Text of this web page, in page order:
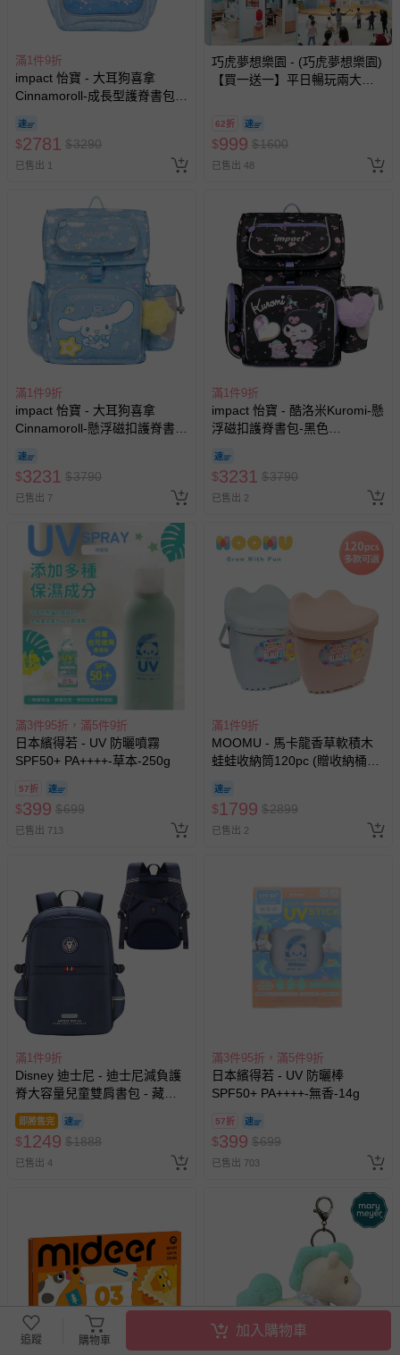
滿1件9折
impact 怡寶 - 大耳狗喜拿
Cinnamoroll-成長型護脊書包-
140cm以上適用 | 精選好禮兩
件組（午餐袋、三角筆袋）
$2781 $3290
已售出 1
巧虎夢想樂園 - (巧虎夢想樂園)
【買一送一】平日暢玩兩大一
2026/10/16 正券逾期視同現金
券使用
62折
$999 $1600
已售出 48
滿1件9折
impact 怡寶 - 大耳狗喜拿
Cinnamoroll-懸浮磁扣護脊書
120-140cm以上適用 | 精選好
禮兩件組（午餐袋、三角筆
袋）
$3231 $3790
已售出 7
滿1件9折
impact 怡寶 - 酷洛米Kuromi-懸
浮磁扣護脊書包-黑色
140cm以上適用 | 精選好禮兩
件組（午餐袋、三角筆袋）
$3231 $3790
已售出 2
滿3件95折，滿5件9折
日本繽得若 - UV 防曬噴霧
SPF50+ PA++++-草本-250g
57折
$399 $699
已售出 713
滿1件9折
MOOMU - 馬卡龍香草軟積木
蛙蛙收納筒120pc (贈收納桶
$1799 $2899
已售出 2
滿1件9折
Disney 迪士尼 - 迪士尼減負護
脊大容量兒童雙肩書包 - 藏青
色 SM81300BE
即將售完
$1249 $1888
已售出 4
滿3件95折，滿5件9折
日本繽得若 - UV 防曬棒
SPF50+ PA++++-無香-14g
57折
$399 $699
已售出 703
追蹤 購物車
加入購物車